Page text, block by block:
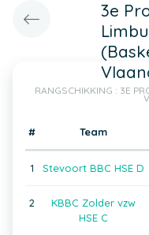
3e
RANGSCHIKKING : 3E
# Team
1 Stevoort BBC HSE D
2
KBBC Zolder vzw
HSE C